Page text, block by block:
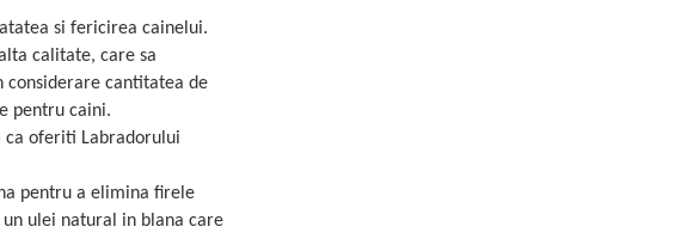
si fericirea cainelui.
calitate, care sa
considerare cantitatea de
pentru caini.
ca oferiti Labradorului
pentru a elimina firele
ulei natural in blana care